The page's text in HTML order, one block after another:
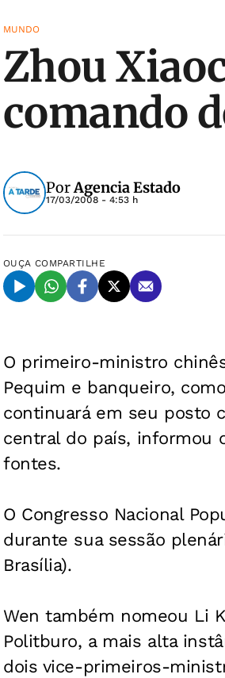
MUNDO
Zhou
comando
PorAgencia Estado
17/03/2008 - 4:53 h
OUÇA COMPARTILHE
O primeiro-ministro
Pequim e banqueiro,
continuará em seu posto
central do país, informou
fontes.
O Congresso Nacional
durante sua sessão
Brasília).
Wen também nomeou Li
Politburo, a mais alta
dois vice-primeiros-